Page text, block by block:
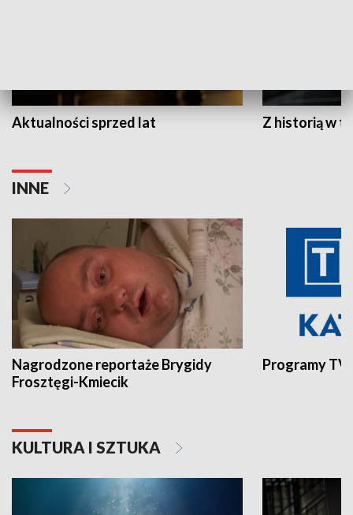
Aktualności sprzed lat Z historią w
INNE
Nagrodzone reportaże Brygidy
Frosztęgi-Kmiecik
Programy
KULTURA I SZTUKA